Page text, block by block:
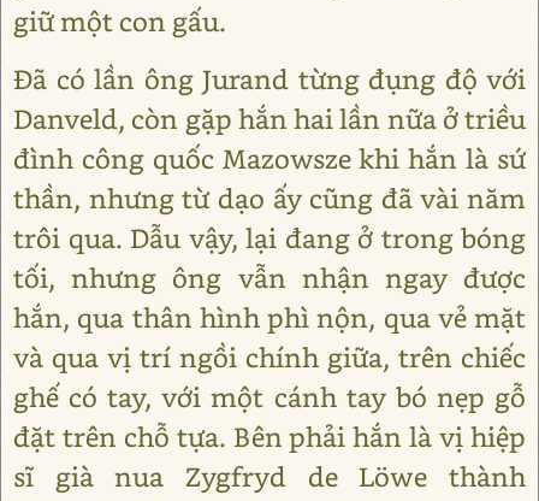
giữ một con gấu.
Đã có lần ông Jurand từng đụng độ với
Danveld, còn gặp hắn hai lần nữa ở triều
đình công quốc Mazowsze khi hắn là sứ
thần, nhưng từ dạo ấy cũng đã vài năm
trôi qua. Dẫu vậy, lại đang ở trong bóng
tối, nhưng ông vẫn nhận ngay được
hắn, qua thân hình phì nộn, qua vẻ mặt
và qua vị trí ngồi chính giữa, trên chiếc
ghế có tay, với một cánh tay bó nẹp gỗ
đặt trên chỗ tựa. Bên phải hắn là vị hiệp
sĩ già nua Zygfryd de Lӧwe thành